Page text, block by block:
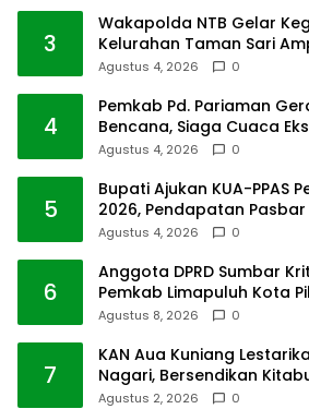
3
Wakapolda NTB Gelar
Kelurahan Taman Sari
Agustus 4, 2026 0
4
Pemkab Pd. Pariaman
Bencana, Siaga Cuaca
Agustus 4, 2026 0
5
Bupati Ajukan KUA-PPAS
2026, Pendapatan Pasbar
Agustus 4, 2026 0
6
Anggota DPRD Sumbar
Pemkab Limapuluh Kota
Agustus 8, 2026 0
7
KAN Aua Kuniang
Nagari, Bersendikan
Agustus 2, 2026 0